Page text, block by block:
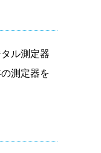
ル測定器
測定器を